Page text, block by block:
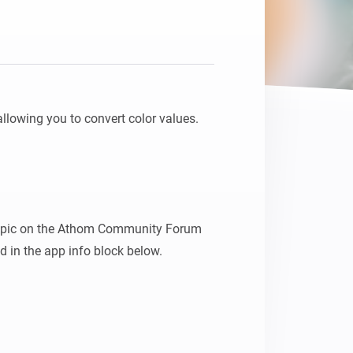
you to convert color values.
on the Athom Community Forum